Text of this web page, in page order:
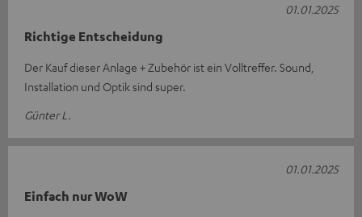
Richtige Entscheidung
Der Kauf dieser Anlage + Zubehör ist ein Volltreffer. Sound,
Installation und Optik sind super.
Günter L.
01.01.2025
Einfach nur WoW
01.01.2025